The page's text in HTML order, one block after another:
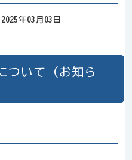
2025年03月03日
ついて（お知ら